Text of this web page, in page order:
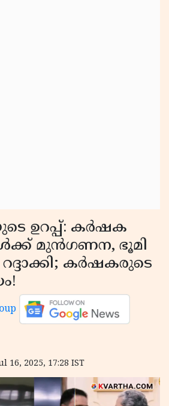
ഉറപ്പ്: കർഷക
മുൻഗണന, ഭൂമി
കർഷകരുടെ
16, 2025, 17:28 IST